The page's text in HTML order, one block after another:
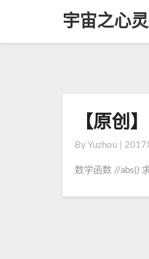
宇宙之心
创
】
H
【原创
By Yuzhou 2017
数学函数 //abs()